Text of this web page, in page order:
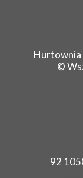
Hurtownia
©
92